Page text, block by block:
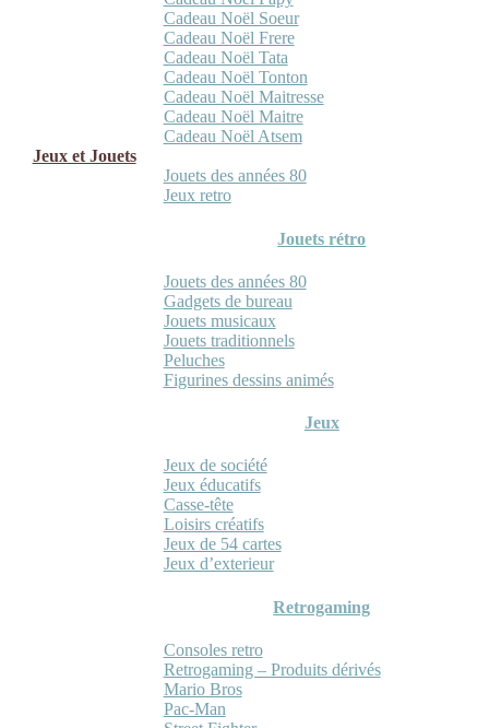
Cadeau Noël Soeur
Cadeau Noël Frere
Cadeau Noël Tata
Cadeau Noël Tonton
Cadeau Noël Maitresse
Cadeau Noël Maitre
Cadeau Noël Atsem
Jeux et Jouets
Jouets des années 80
Jeux retro
Jouets rétro
Jouets des années 80
Gadgets de bureau
Jouets musicaux
Jouets traditionnels
Peluches
Figurines dessins animés
Jeux
Jeux de société
Jeux éducatifs
Casse-tête
Loisirs créatifs
Jeux de 54 cartes
Jeux d’exterieur
Retrogaming
Consoles retro
Retrogaming – Produits dérivés
Mario Bros
Pac-Man